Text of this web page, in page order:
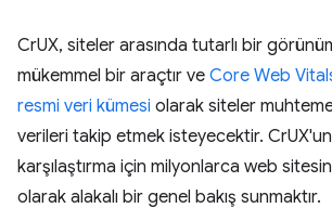
CrUX, siteler arasında tutarlı bir
mükemmel bir araçtır ve Core Web
resmi veri kümesi olarak siteler
verileri takip etmek isteyecektir.
karşılaştırma için milyonlarca web
olarak alakalı bir genel bakış sunmaktır.